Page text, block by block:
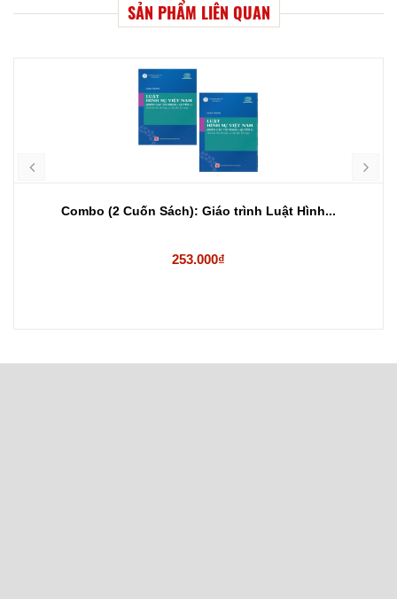
SẢN PHẨM LIÊN QUAN
Combo (2 Cuốn Sách): Giáo trình Luật Hình...
253.000₫